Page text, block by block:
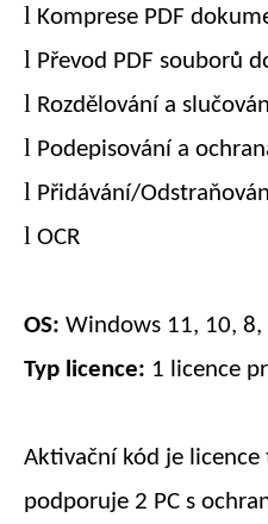
l Komprese PDF
l Převod PDF souborů
l Rozdělování a
l Podepisování a
l Přidávání/
l OCR
OS: Windows 11, 10, 8,
Typ licence: 1 licence
Aktivační kód je
podporuje 2 PC s